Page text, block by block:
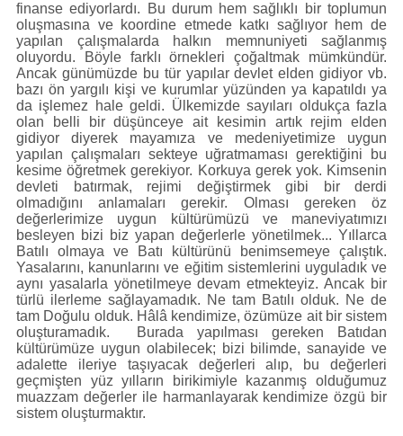
finanse ediyorlardı. Bu durum hem sağlıklı bir toplumun
oluşmasına ve koordine etmede katkı sağlıyor hem de
yapılan çalışmalarda halkın memnuniyeti sağlanmış
oluyordu. Böyle farklı örnekleri çoğaltmak mümkündür.
Ancak günümüzde bu tür yapılar devlet elden gidiyor vb.
bazı ön yargılı kişi ve kurumlar yüzünden ya kapatıldı ya
da işlemez hale geldi. Ülkemizde sayıları oldukça fazla
olan belli bir düşünceye ait kesimin artık rejim elden
gidiyor diyerek mayamıza ve medeniyetimize uygun
yapılan çalışmaları sekteye uğratmaması gerektiğini bu
kesime öğretmek gerekiyor. Korkuya gerek yok. Kimsenin
devleti batırmak, rejimi değiştirmek gibi bir derdi
olmadığını anlamaları gerekir. Olması gereken öz
değerlerimize uygun kültürümüzü ve maneviyatımızı
besleyen bizi biz yapan değerlerle yönetilmek... Yıllarca
Batılı olmaya ve Batı kültürünü benimsemeye çalıştık.
Yasalarını, kanunlarını ve eğitim sistemlerini uyguladık ve
aynı yasalarla yönetilmeye devam etmekteyiz. Ancak bir
türlü ilerleme sağlayamadık. Ne tam Batılı olduk. Ne de
tam Doğulu olduk. Hâlâ kendimize, özümüze ait bir sistem
oluşturamadık. Burada yapılması gereken Batıdan
kültürümüze uygun olabilecek; bizi bilimde, sanayide ve
adalette ileriye taşıyacak değerleri alıp, bu değerleri
geçmişten yüz yılların birikimiyle kazanmış olduğumuz
muazzam değerler ile harmanlayarak kendimize özgü bir
sistem oluşturmaktır.